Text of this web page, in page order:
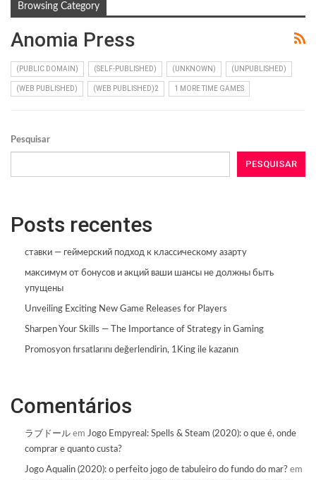
Browsing Category
Anomia Press
(PUBLIC DOMAIN) (SELF-PUBLISHED) (UNKNOWN) (UNPUBLISHED)
(WEB PUBLISHED) (WEB PUBLISHED)2 1 MORE TIME GAMES
Pesquisar
PESQUISAR
Posts recentes
ставки — геймерский подход к классическому азарту
максимум от бонусов и акций ваши шансы не должны быть
упущены
Unveiling Exciting New Game Releases for Players
Sharpen Your Skills — The Importance of Strategy in Gaming
Promosyon fırsatlarını değerlendirin, 1King ile kazanın
Comentários
ラブドール em Jogo Empyreal: Spells & Steam (2020): o que é, onde
comprar e quanto custa?
Jogo Aqualin (2020): o perfeito jogo de tabuleiro do fundo do mar? em